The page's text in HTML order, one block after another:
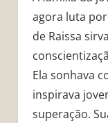
agora luta
de Raissa
Ela sonhava
inspirava
superação.